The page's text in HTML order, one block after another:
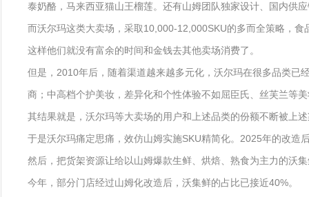
泰奶酪，马来西亚猫山王榴莲。还有山姆团队独家设计、国内供
而沃尔玛这类大卖场，采取10,000-12,000SKU的多而全策略，
这样他们就没有富余的时间和金钱去其他卖场消费了。
但是，2010年后，随着渠道越来越多元化，沃尔玛在很多品类已
商；中高档个护美妆，差异化和个性体验不如屈臣氏、丝芙兰等
其结果就是，沃尔玛等大卖场的用户和上述品类的份额不断被上
于是沃尔玛痛定思痛，效仿山姆实施SKU精简化。2025年的改
然后，把货架资源让给以山姆爆款生鲜、烘焙、熟食为主力的沃
今年，部分门店经过山姆化改造后，沃集鲜的占比已接近40%。